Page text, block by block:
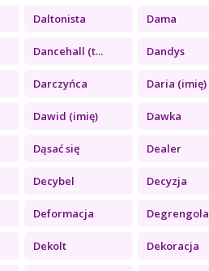
Daltonista Dama
Dancehall (t... Dandys
Darczyńca Daria (imię)
Dawid (imię) Dawka
Dąsać się Dealer
Decybel Decyzja
Deformacja
Dekolt Dekoracja